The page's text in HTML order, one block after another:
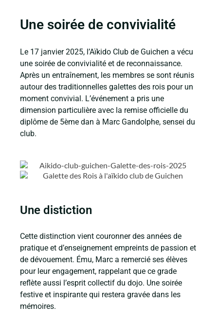
Une soirée de convivialité
Le 17 janvier 2025, l’Aïkido Club de Guichen a vécu
une soirée de convivialité et de reconnaissance.
Après un entraînement, les membres se sont réunis
autour des traditionne lles galettes des rois pour un
moment convivial. L’événement a pris une
dimension particulière avec la remise officielle du
diplôme de 5ème dan à Marc Gandolphe, sensei du
club.
Une distiction
Cette distinction vient couronner des années de
pratique et d’enseignement empreints de passion et
de dévouement. Ému, Marc a remercié ses élèves
pour leur engagement, rappelant que ce grade
reflète aussi l’esprit collectif du dojo. Une soirée
festive et inspirante qui restera gravée dans les
mémoires.